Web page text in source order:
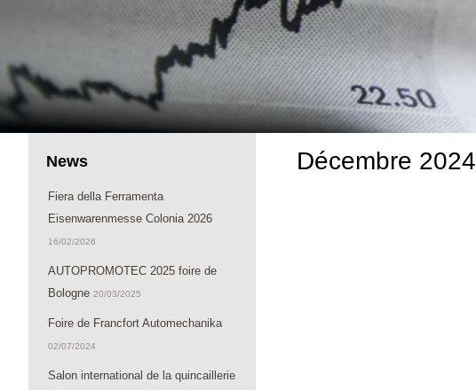
Décembre 2024
News
Fiera della Ferramenta
Eisenwarenmesse Colonia 2026
16/02/2026
AUTOPROMOTEC 2025 foire de
Bologne 20/03/2025
Foire de Francfort Automechanika
02/07/2024
Salon international de la quincaillerie